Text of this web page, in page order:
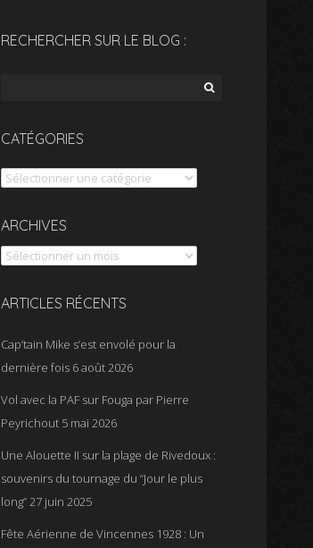
RECHERCHER SUR LE BLOG :
CATÉGORIES
Catégories
ARCHIVES
Archives
ARTICLES RÉCENTS
Cap’tain Mike s’est envolé pour la
dernière fois 6 août 2026
Vol avec la PAF sur Fouga par Pierre
Peyrichout 5 mai 2026
Une Alouette II sur la plage de Rivedoux :
souvenirs du tournage du “Jour le plus
long”27 juin 2025
Fête Aérienne de Vincennes 1928 : Un